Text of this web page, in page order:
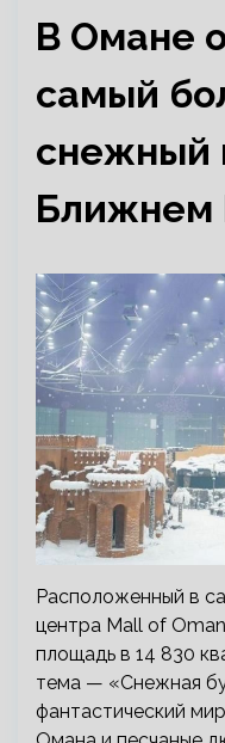
В Омане
самый
снежный
Ближнем
Расположенный в
центра Mall of
площадь в 14 830
тема — «Снежная
фантастический